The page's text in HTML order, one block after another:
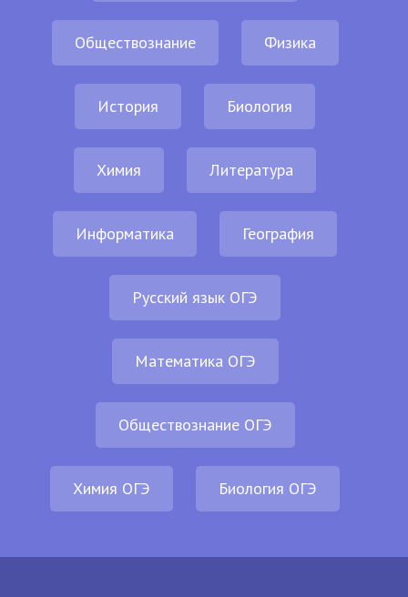
Обществознание Физика
История Биология
Химия Литература
Информатика География
Русский язык ОГЭ
Математика ОГЭ
Обществознание ОГЭ
Химия ОГЭ Биология ОГЭ